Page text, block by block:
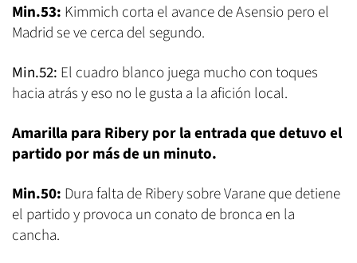
Min.53: Kimmich corta el avance de Asensio pero el
Madrid se ve cerca del segundo.
Min.52: El cuadro blanco juega mucho con toques
hacia atrás y eso no le gusta a la afición local.
Amarilla para Ribery por la entrada que detuvo el
partido por más de un minuto.
Min.50: Dura falta de Ribery sobre Varane que detiene
el partido y provoca un conato de bronca en la
cancha.